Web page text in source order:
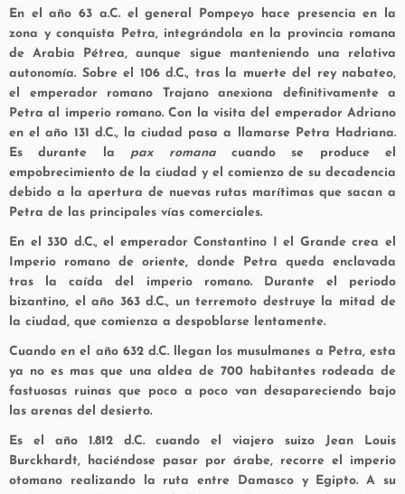
En el año 63 a.C. el general Pompeyo hace presencia en la
zona y conquista Petra, integrándola en la provincia romana
de Arabia Pétrea, aunque sigue manteniendo una relativa
autonomía. Sobre el 106 d.C., tras la muerte del rey nabateo,
el emperador romano Trajano anexiona definitivamente a
Petra al imperio romano. Con la visita del emperador Adriano
en el año 131 d.C., la ciudad pasa a llamarse Petra Hadriana.
Es durante la pax romana cuando se produce el
empobrecimiento de la ciudad y el comienzo de su decadencia
debido a la apertura de nuevas rutas marítimas que sacan a
Petra de las principales vías comerciales.
En el 330 d.C., el emperador Constantino I el Grande crea el
Imperio romano de oriente, donde Petra queda enclavada
tras la caída del imperio romano. Durante el periodo
bizantino, el año 363 d.C., un terremoto destruye la mitad de
la ciudad, que comienza a despoblarse lentamente.
Cuando en el año 632 d.C. llegan los musulmanes a Petra, esta
ya no es mas que una aldea de 700 habitantes rodeada de
fastuosas ruinas que poco a poco van desapareciendo bajo
las arenas del desierto.
Es el año 1.812 d.C. cuando el viajero suizo Jean Louis
Burckhardt, haciéndose pasar por árabe, recorre el imperio
otomano realizando la ruta entre Damasco y Egipto. A su